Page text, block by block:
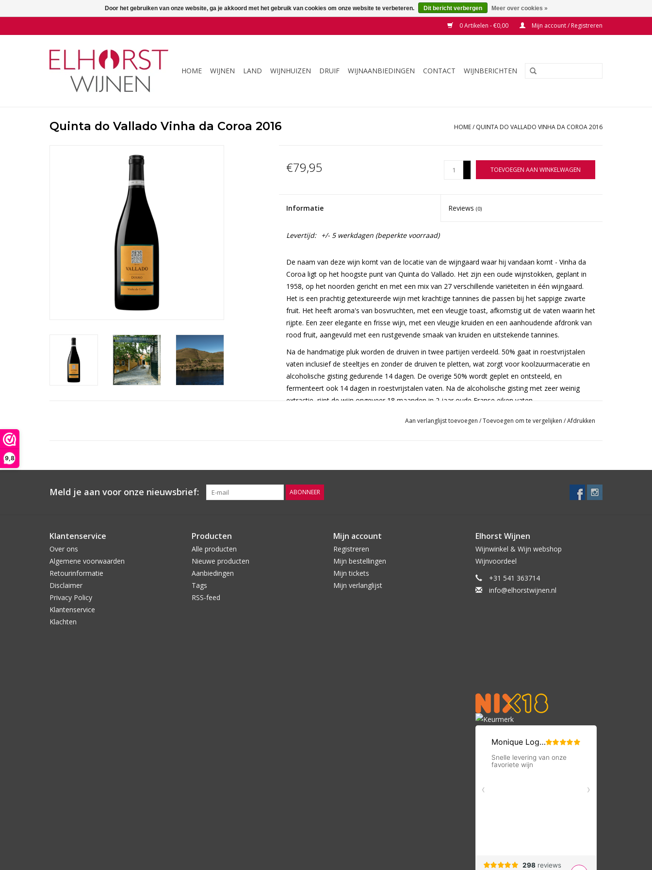
9,8
0 Artikelen - €0,00 Mijn account / Registreren
HOME WIJNEN LAND WIJNHUIZEN DRUIF WIJNAANBIEDINGEN CONTACT WIJNBERICHTEN
Quinta do Vallado Vinha da Coroa 2016 HOME/ QUINTA DO VALLADO VINHA DA COROA 2016
€79,95 TOEVOEGEN AAN WINKELWAGEN
Informatie Reviews(0)
Levertijd: +/- 5 werkdagen (beperkte voorraad)
De naam van deze wijn komt van de locatie van de wijngaard waar hij vandaan komt - Vinha da
Coroa ligt op het hoogste punt van Quinta do Vallado. Het zijn een oude wijnstokken, geplant in
1958, op het noorden gericht en met een mix van 27 verschillende variëteiten in één wijngaard.
Het is een prachtig getextureerde wijn met krachtige tannines die passen bij het sappige zwarte
fruit. Het heeft aroma's van bosvruchten, met een vleugje toast, afkomstig uit de vaten waarin het
rijpte. Een zeer elegante en frisse wijn, met een vleugje kruiden en een aanhoudende afdronk van
rood fruit, aangevuld met een rustgevende smaak van kruiden en uitstekende tannines.
Na de handmatige pluk worden de druiven in twee partijen verdeeld. 50% gaat in roestvrijstalen
vaten inclusief de steeltjes en zonder de druiven te pletten, wat zorgt voor koolzuurmaceratie en
alcoholische gisting gedurende 14 dagen. De overige 50% wordt geplet en ontsteeld, en
fermenteert ook 14 dagen in roestvrijstalen vaten. Na de alcoholische gisting met zeer weinig
extractie, rijpt de wijn ongeveer 18 maanden in 2 jaar oude Franse eiken vaten.
Cotes du Boeuf, hertenbiefstuk, wilde eend, stoofvlees en pure chocola
Prijzen
Aan verlanglijst toevoegen /Toevoegen om te vergelijken /Afdrukken
Meld je aan voor onze nieuwsbrief: ABONNEER
Klantenservice
Over ons
Algemene voorwaarden
Retourinformatie
Disclaimer
Privacy Policy
Klantenservice
Klachten
Producten
Alle producten
Nieuwe producten
Aanbiedingen
Tags
RSS-feed
Mijn account
Registreren
Mijn bestellingen
Mijn tickets
Mijn verlanglijst
Elhorst Wijnen
Wijnwinkel & Wijn webshop
Wijnvoordeel
+31 541 363714
info@elhorstwijnen.nl
Door het gebruiken van onze website, ga je akkoord met het gebruik van cookies om onze website te verbeteren. Dit bericht verbergen Meer over cookies »